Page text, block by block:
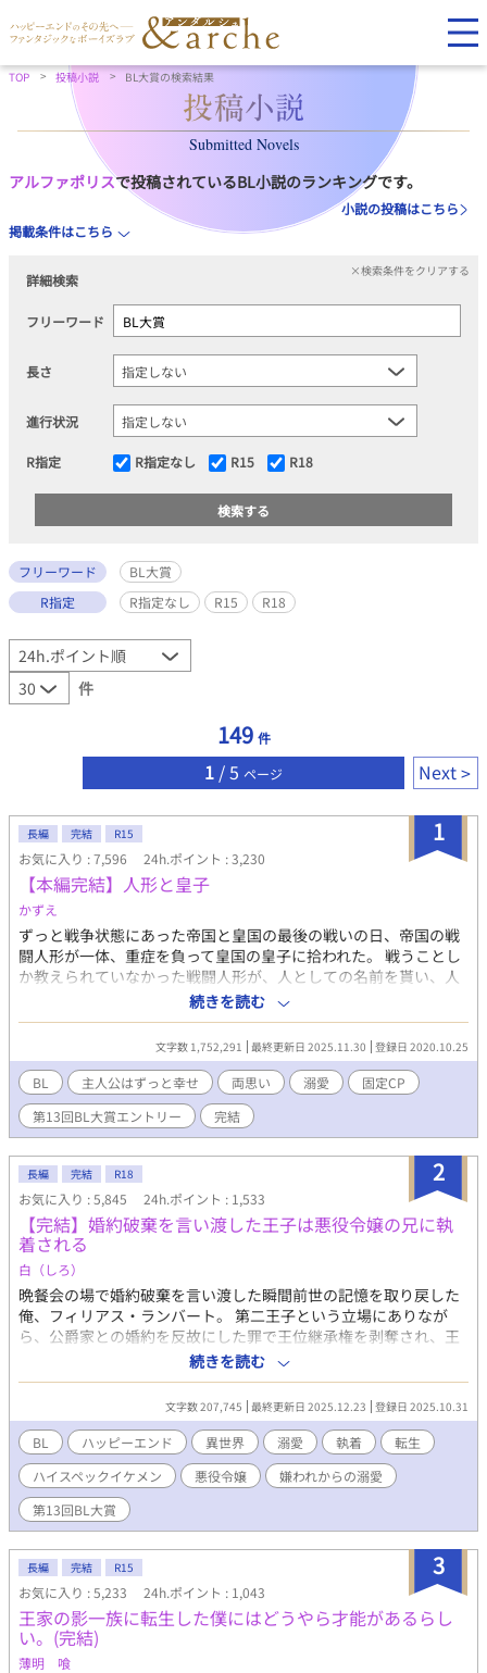
TOP 投稿小説 BL大賞の検索結果
Submitted Novels
アルファポリスで投稿されているBL小説のランキングです。
小説の投稿はこちら
掲載条件はこちら
詳細検索
×検索条件をクリアする
フリーワード
長さ
進行状況
R指定 R指定なし R15 R18
フリーワード
BL大賞
R指定
R指定なし R15 R18
件
149 件
1 / 5 ページ Next
1
長編 完結 R15
お気に入り : 7,596 24h.ポイント : 3,230
【本編完結】人形と皇子
かずえ
ずっと戦争状態にあった帝国と皇国の最後の戦いの日、帝国の戦
闘人形が一体、重症を負って皇国の皇子に拾われた。 戦うことし
か教えられていなかった戦闘人形が、人としての名前を貰い、人
として扱われて、皇子と幸せに暮らすお話。 第13回BL大賞にて、
読者賞を受賞しました。たくさん読んでくださって応援してくだ
さり、本当にありがとうございます！ 性表現がある話には * マ
ークを付けています。苦手な方は飛ばしてください。
続きを読む
文字数 1,752,291 最終更新日 2025.11.30 登録日 2020.10.25
BL 主人公はずっと幸せ 両思い 溺愛
固定CP
第13回BL大賞エントリー
完結
2
長編 完結 R18
お気に入り : 5,845 24h.ポイント : 1,533
【完結】婚約破棄を言い渡した王子は悪役令嬢の兄に執
着される
白（しろ）
晩餐会の場で婚約破棄を言い渡した瞬間前世の記憶を取り戻した
俺、フィリアス・ランバート。 第二王子という立場にありなが
ら、公爵家との婚約を反故にした罪で王位継承権を剥奪され、王
族の籍からも抜かれてしまった。 以前の俺なら怒り狂って暴れた
だろうが、前世である「畑中陽一」の記憶のおかげで、全てのこ
とをきちんと受け止められるようになった。 そして王都にいるこ
とすら許されなくなった俺は、悪役令嬢の兄であるリュシアン・
フォークナーが治める領地で監視されることとなった。 「あなた
はなにもしなくていいのです」 リュシアンにはそう言われたが、
前世日本人の血が働かざるもの食うべからずと訴えてくる……！
そんなこんなで仕事を見つけ出したフィリアスの今までとは違う
様子に、周囲はもちろんリュシアンも驚く。 心を入れ替えたフィ
て……？ これは秘密を抱えた次期公爵と、全て失ったら逆に吹っ
切れた元王子のお話です。 嫌われからの溺愛を目指しています。
現在【第13回BL大賞】にエントリーさせていただいております！
お気に召しましたら、ブクマ♡感想、そして投票で応援してくだ
さると嬉しいです！
続きを読む
文字数 207,745 最終更新日 2025.12.23 登録日 2025.10.31
BL ハッピーエンド 異世界 溺愛 執着
転生
ハイスペックイケメン
悪役令嬢
嫌われからの溺愛
第13回BL大賞
3
長編 完結 R15
お気に入り : 5,233 24h.ポイント : 1,043
王家の影一族に転生した僕にはどうやら才能があるらし
い。(完結)
薄明 喰